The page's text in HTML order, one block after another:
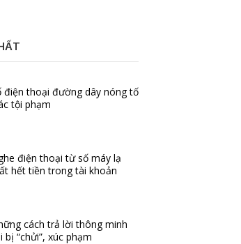
điện thoại đường dây nóng tố
tội phạm
điện thoại từ số máy lạ
hết tiền trong tài khoản
cách trả lời thông minh
bị “chửi”, xúc phạm